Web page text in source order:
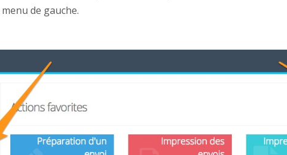
de gauche.